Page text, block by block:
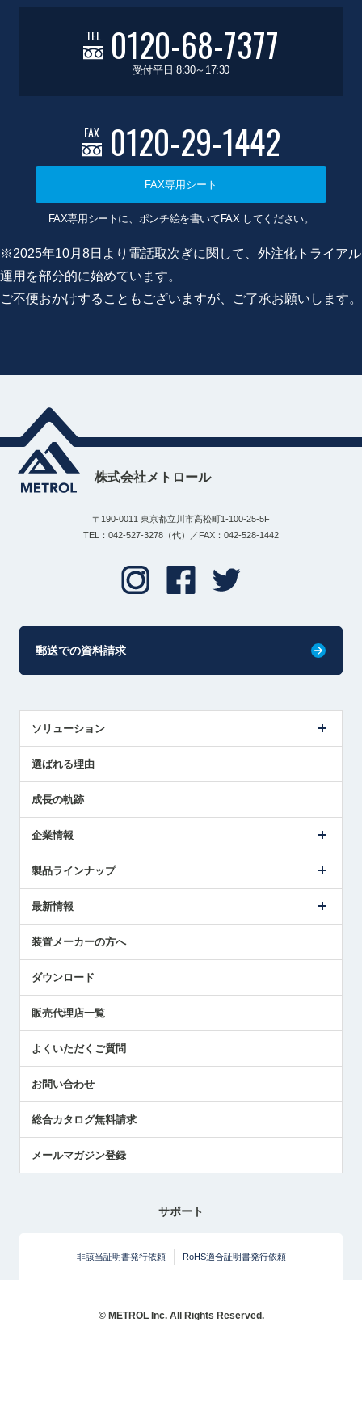
TEL 0120-68-7377
受付平日 8:30～17:30
FAX 0120-29-1442
FAX専用シート
FAX専用シートに、ポンチ絵を書いてFAX してください。
※2025年10月8日より電話取次ぎに関して、外注化トライアル
運用を部分的に始めています。
ご不便おかけすることもございますが、ご了承お願いします。
株式会社メトロール
〒190-0011 東京都立川市高松町1-100-25-5F
TEL：042-527-3278（代）／FAX：042-528-1442
郵送での資料請求
ソリューション
解決策提案
選ばれる理由
成長の軌跡
企業情報
ごあいさつ
受賞履歴
採用情報
国/地域/言語
製品ラインナップ
ツールセッタ製品
エアマイクロセンサ製品
最新情報
メトロールの技術
社員ブログ
中小企業のBCP地震対策
センサのテクニカルガイド
社長ブログ
装置メーカーの方へ
ダウンロード
販売代理店一覧
よくいただくご質問
お問い合わせ
総合カタログ無料請求
メールマガジン登録
サポート
非該当証明書発行依頼 RoHS適合証明書発行依頼
© METROL Inc. All Rights Reserved.